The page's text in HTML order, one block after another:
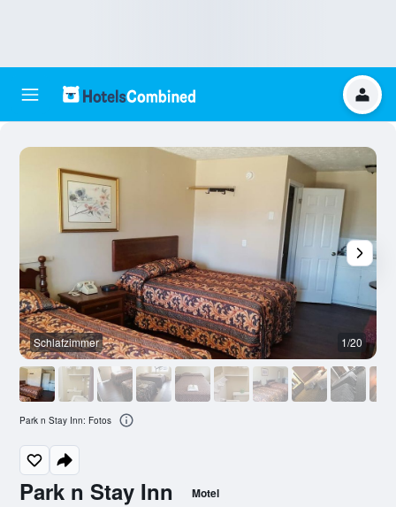
Park n Stay Inn Motel
Schlafzimmer 1/20
Park n Stay Inn: Fotos